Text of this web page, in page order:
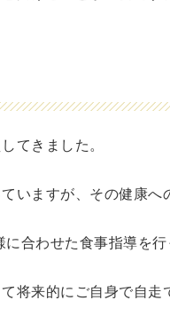
てきました。
いますが、その健康へ
合わせた食事指導を行
将来的にご自身で自